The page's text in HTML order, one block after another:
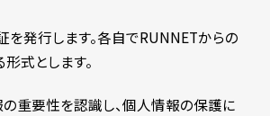
を発行します。各自でRUNNETからの
式とします。
重要性を認識し、個人情報の保護に